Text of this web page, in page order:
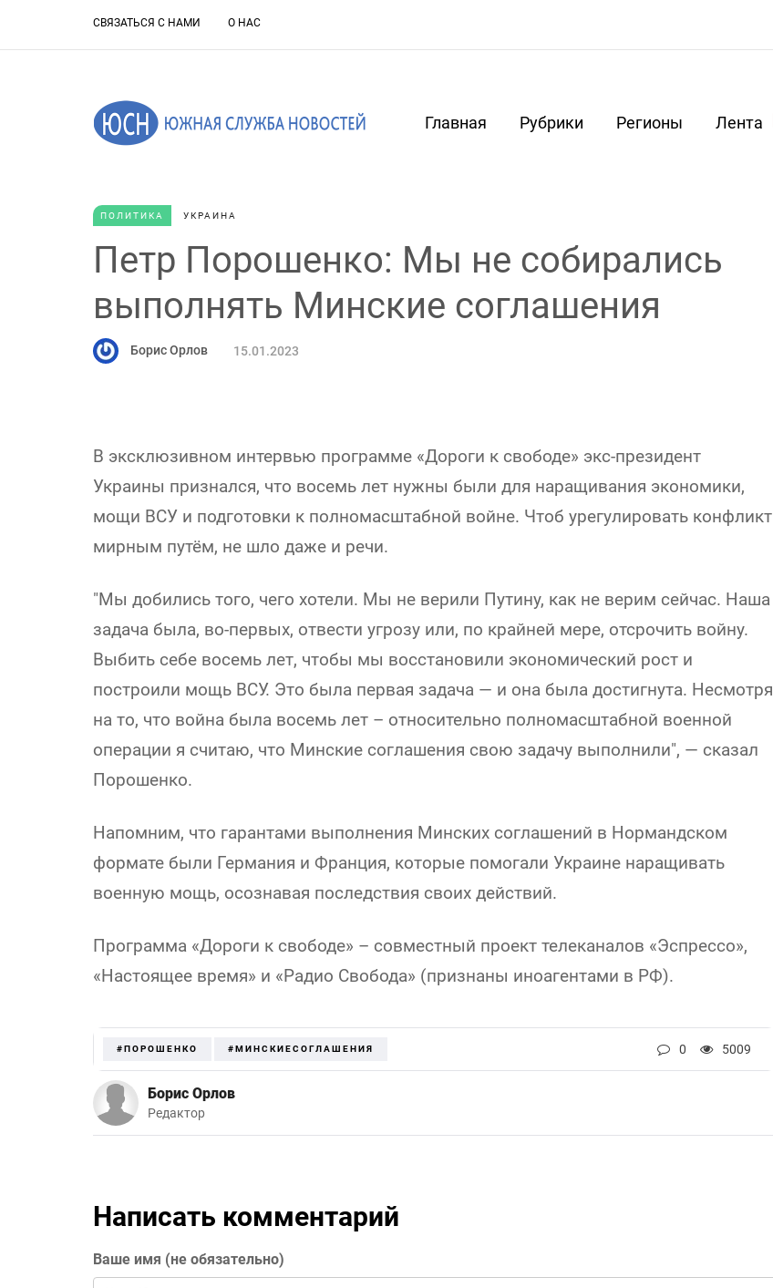
СВЯЗАТЬСЯ С НАМИ О НАС
Главная Рубрики Регионы Лента
ПОЛИТИКА УКРАИНА
Петр Порошенко: Мы не собирались
выполнять Минские соглашения
Борис Орлов 15.01.2023
В эксклюзивном интервью программе «Дороги к свободе» экс-президент
Украины признался, что восемь лет нужны были для наращивания экономики,
мощи ВСУ и подготовки к полномасштабной войне. Чтоб урегулировать конфликт
мирным путём, не шло даже и речи.
"Мы добились того, чего хотели. Мы не верили Путину, как не верим сейчас. Наша
задача была, во-первых, отвести угрозу или, по крайней мере, отсрочить войну.
Выбить себе восемь лет, чтобы мы восстановили экономический рост и
построили мощь ВСУ. Это была первая задача — и она была достигнута. Несмотря
на то, что война была восемь лет – относительно полномасштабной военной
операции я считаю, что Минские соглашения свою задачу выполнили", — сказал
Порошенко.
Напомним, что гарантами выполнения Минских соглашений в Нормандском
формате были Германия и Франция, которые помогали Украине наращивать
военную мощь, осознавая последствия своих действий.
Программа «Дороги к свободе» – совместный проект телеканалов «Эспрессо»,
«Настоящее время» и «Радио Свобода» (признаны иноагентами в РФ).
#ПОРОШЕНКО #МИНСКИЕСОГЛАШЕНИЯ 0 5009
Борис Орлов
Редактор
Написать комментарий
Ваше имя (не обязательно)